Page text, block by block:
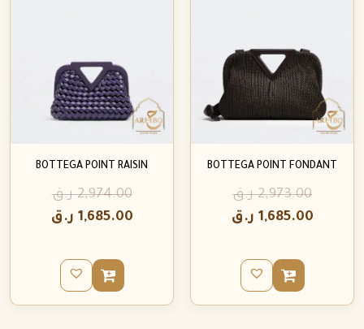
BOTTEGA POINT FONDANT
2,973.00 ر.ق
1,685.00 ر.ق
BOTTEGA POINT RAISIN
2,974.00 ر.ق
1,685.00 ر.ق